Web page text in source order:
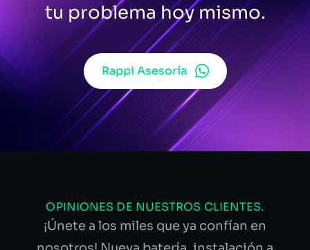
tu problema hoy mismo.
Rappi Asesoría
OPINIONES DE NUESTROS CLIENTES.
¡Únete a los miles que ya confían en